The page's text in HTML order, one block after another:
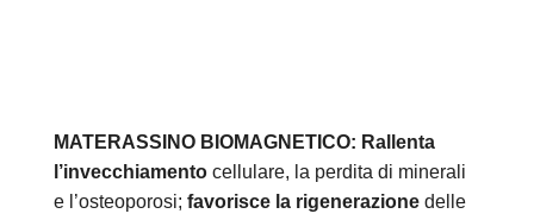
MATERASSINO BIOMAGNETICO: Rallenta
l’invecchiamentocellulare, la perdita di minerali
e l’osteoporosi; favorisce la rigenerazionedelle